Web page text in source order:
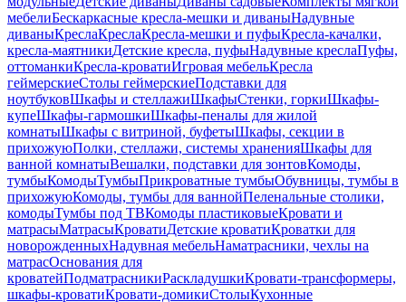
мебелиБескаркасные кресла-мешки и диваныНадувные
диваныКреслаКреслаКресла-мешки и пуфыКресла-качалки,
кресла-маятникиДетские кресла, пуфыНадувные креслаПуфы,
оттоманкиКресла-кроватиИгровая мебельКресла
геймерскиеСтолы геймерскиеПодставки для
ноутбуковШкафы и стеллажиШкафыСтенки, горкиШкафы-
купеШкафы-гармошкиШкафы-пеналы для жилой
комнатыШкафы с витриной, буфетыШкафы, секции в
прихожуюПолки, стеллажи, системы храненияШкафы для
ванной комнатыВешалки, подставки для зонтовКомоды,
тумбыКомодыТумбыПрикроватные тумбыОбувницы, тумбы в
прихожуюКомоды, тумбы для ваннойПеленальные столики,
комодыТумбы под ТВКомоды пластиковыеКровати и
матрасыМатрасыКроватиДетские кроватиКроватки для
новорожденныхНадувная мебельНаматрасники, чехлы на
матрасОснования для
кроватейПодматрасникиРаскладушкиКровати-трансформеры,
шкафы-кроватиКровати-домикиСтолыКухонные